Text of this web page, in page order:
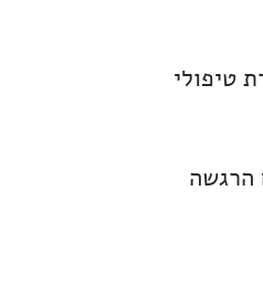
טיפולי
הרגשה